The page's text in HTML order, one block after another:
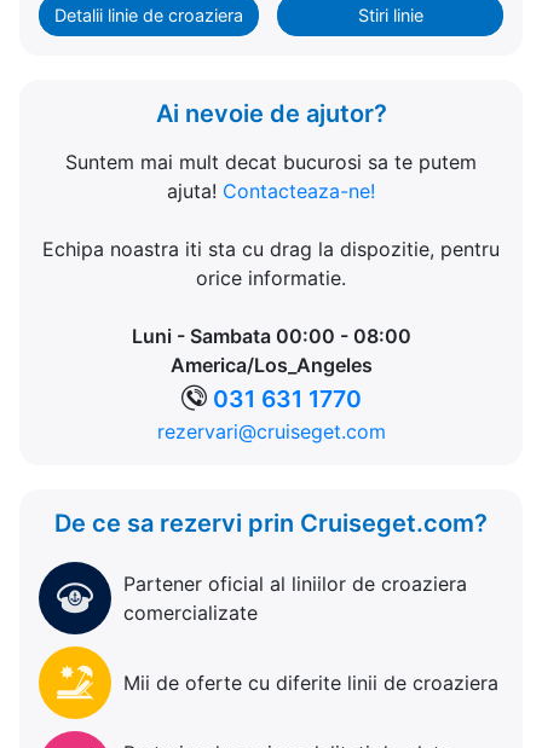
Detalii linie de croaziera Stiri linie
Ai nevoie de ajutor?
Suntem mai mult decat bucurosi sa te putem
ajuta! Contacteaza-ne!
Echipa noastra iti sta cu drag la dispozitie, pentru
orice informatie.
Luni - Sambata 00:00 - 08:00
America/Los_Angeles
031 631 1770
rezervari@cruiseget.com
De ce sa rezervi prin Cruiseget.com?
Partener oficial al liniilor de croaziera
comercializate
Mii de oferte cu diferite linii de croaziera